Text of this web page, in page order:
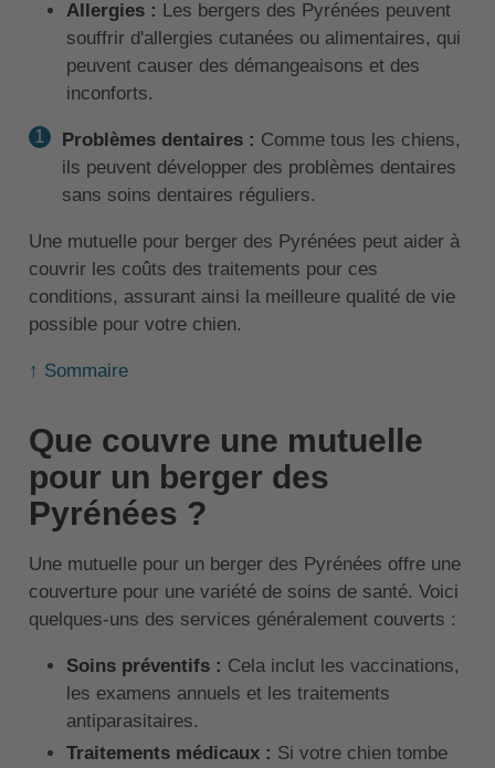
Allergies : Les bergers des Pyrénées peuvent
souffrir d'allergies cutanées ou alimentaires, qui
peuvent causer des démangeaisons et des
inconforts.
Problèmes dentaires : Comme tous les chiens,
ils peuvent développer des problèmes dentaires
sans soins dentaires réguliers.
Une mutuelle pour berger des Pyrénées peut aider à
couvrir les coûts des traitements pour ces
conditions, assurant ainsi la meilleure qualité de vie
possible pour votre chien.
↑ Sommaire
Que couvre une mutuelle
pour un berger des
Pyrénées ?
Une mutuelle pour un berger des Pyrénées offre une
couverture pour une variété de soins de santé. Voici
quelques-uns des services généralement couverts :
Soins préventifs : Cela inclut les vaccinations,
les examens annuels et les traitements
antiparasitaires.
Traitements médicaux : Si votre chien tombe